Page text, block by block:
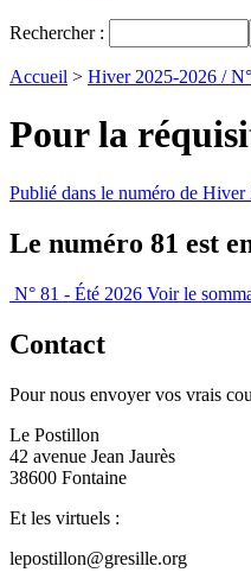
Rechercher :
Accueil > Hiver 2025-2026 /
Pour la
Publié dans le numéro de Hiver
Le numéro 81 est
N° 81 - Été 2026 Voir le
Contact
Pour nous envoyer vos vrais
Le Postillon
42 avenue Jean Jaurès
38600 Fontaine
Et les virtuels :
lepostillon@gresille.org